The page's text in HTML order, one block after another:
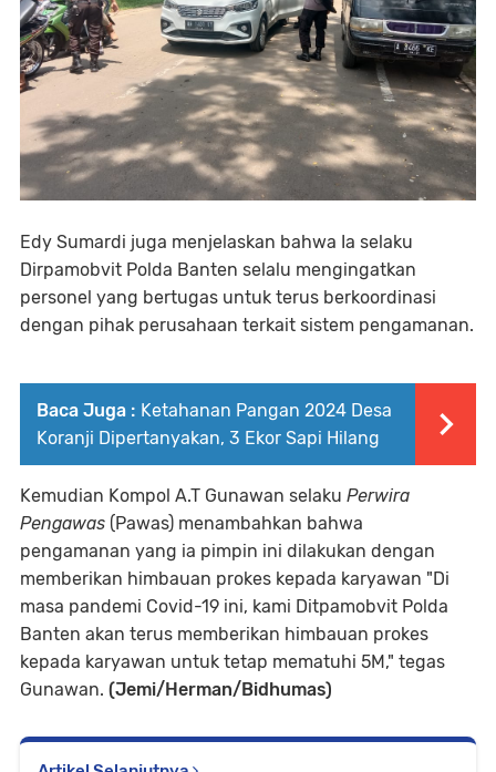
Edy Sumardi juga menjelaskan bahwa Ia selaku
Dirpamobvit Polda Banten selalu mengingatkan
personel yang bertugas untuk terus berkoordinasi
dengan pihak perusahaan terkait sistem pengamanan.
Baca Juga : Ketahanan Pangan 2024 Desa
Koranji Dipertanyakan, 3 Ekor Sapi Hilang
Kemudian Kompol A.T Gunawan selaku Perwira
Pengawas (Pawas) menambahkan bahwa
pengamanan yang ia pimpin ini dilakukan dengan
memberikan himbauan prokes kepada karyawan "Di
masa pandemi Covid-19 ini, kami Ditpamobvit Polda
Banten akan terus memberikan himbauan prokes
kepada karyawan untuk tetap mematuhi 5M," tegas
Gunawan. (Jemi/Herman/Bidhumas)